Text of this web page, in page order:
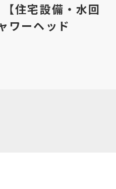
住宅設備・水回
ワーヘッド